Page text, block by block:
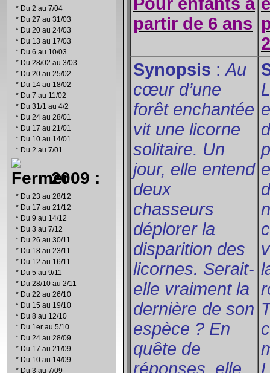
* Du 2 au 7/04
* Du 27 au 31/03
* Du 20 au 24/03
* Du 13 au 17/03
* Du 6 au 10/03
* Du 28/02 au 3/03
* Du 20 au 25/02
* Du 14 au 18/02
* Du 7 au 11/02
* Du 31/1 au 4/2
* Du 24 au 28/01
* Du 17 au 21/01
* Du 10 au 14/01
* Du 2 au 7/01
2009 :
* Du 23 au 28/12
* Du 17 au 21/12
* Du 9 au 14/12
* Du 3 au 7/12
* Du 26 au 30/11
* Du 18 au 23/11
* Du 12 au 16/11
* Du 5 au 9/11
* Du 28/10 au 2/11
* Du 22 au 26/10
* Du 15 au 19/10
* Du 8 au 12/10
* Du 1er au 5/10
* Du 24 au 28/09
* Du 17 au 21/09
* Du 10 au 14/09
* Du 3 au 7/09
partir de 6 ans
Synopsis :Au
cœur d’une
forêt enchantée
vit une licorne
solitaire. Un
jour, elle entend
deux
chasseurs
déplorer la
disparition des
licornes. Serait-
elle vraiment la
dernière de son
espèce ? En
quête de
réponses, elle